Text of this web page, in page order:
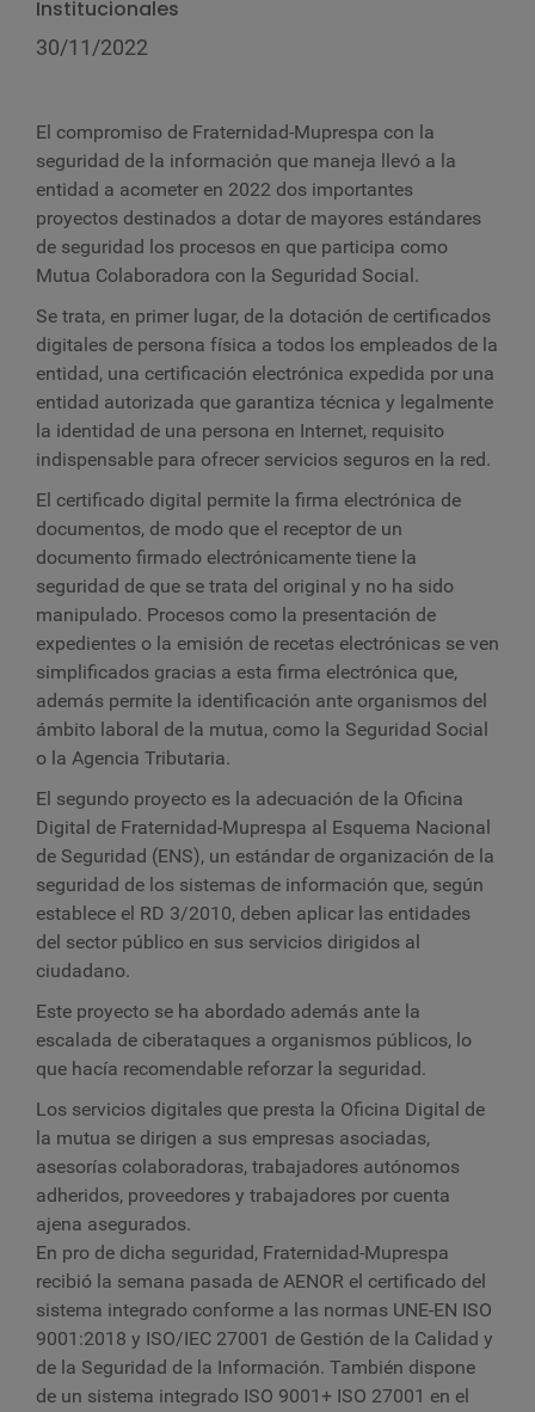
Institucionales
30/11/2022
El compromiso de Fraternidad-Muprespa con la
seguridad de la información que maneja llevó a la
entidad a acometer en 2022 dos importantes
proyectos destinados a dotar de mayores estándares
de seguridad los procesos en que participa como
Mutua Colaboradora con la Seguridad Social.
Se trata, en primer lugar, de la dotación de certificados
digitales de persona física a todos los empleados de la
entidad, una certificación electrónica expedida por una
entidad autorizada que garantiza técnica y legalmente
la identidad de una persona en Internet, requisito
indispensable para ofrecer servicios seguros en la red.
El certificado digital permite la firma electrónica de
documentos, de modo que el receptor de un
documento firmado electrónicamente tiene la
seguridad de que se trata del original y no ha sido
manipulado. Procesos como la presentación de
expedientes o la emisión de recetas electrónicas se ven
simplificados gracias a esta firma electrónica que,
además permite la identificación ante organismos del
ámbito laboral de la mutua, como la Seguridad Social
o la Agencia Tributaria.
El segundo proyecto es la adecuación de la Oficina
Digital de Fraternidad-Muprespa al Esquema Nacional
de Seguridad (ENS), un estándar de organización de la
seguridad de los sistemas de información que, según
establece el RD 3/2010, deben aplicar las entidades
del sector público en sus servicios dirigidos al
ciudadano.
Este proyecto se ha abordado además ante la
escalada de ciberataques a organismos públicos, lo
que hacía recomendable reforzar la seguridad.
Los servicios digitales que presta la Oficina Digital de
la mutua se dirigen a sus empresas asociadas,
asesorías colaboradoras, trabajadores autónomos
adheridos, proveedores y trabajadores por cuenta
ajena asegurados.
En pro de dicha seguridad, Fraternidad-Muprespa
recibió la semana pasada de AENOR el certificado del
sistema integrado conforme a las normas UNE-EN ISO
9001:2018 y ISO/IEC 27001 de Gestión de la Calidad y
de la Seguridad de la Información. También dispone
de un sistema integrado ISO 9001+ ISO 27001 en el